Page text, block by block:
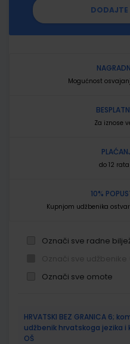
DODAJTE
Mogućnost
Za iznose
do 12
10%
Kupnjom udžbenika
Označi sve radne
Označi sve omote
proizvodi
HRVATSKI BEZ GRANICA 6;
udžbenik hrvatskoga jezika i
OŠ